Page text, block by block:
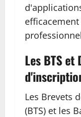
Les BTS et
Les Brevets
(BTS) et les